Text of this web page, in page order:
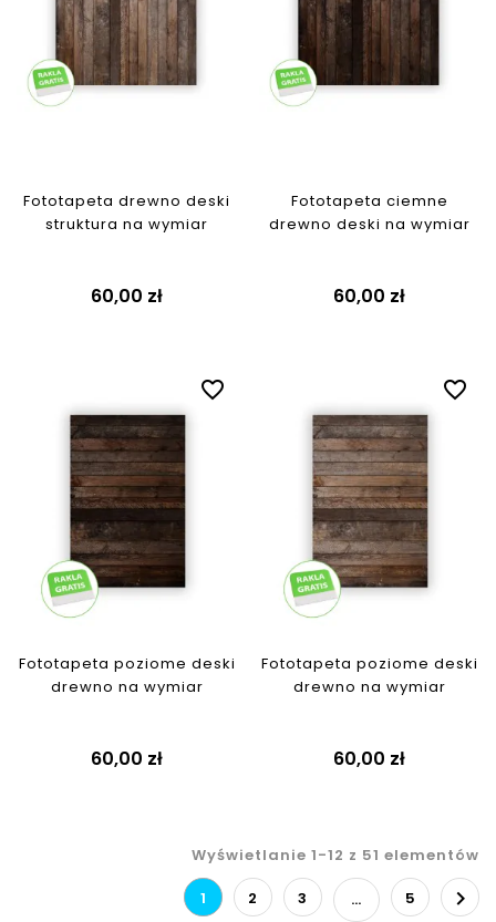
Fototapeta drewno deski
struktura na wymiar
60,00 zł
Fototapeta ciemne
drewno deski na wymiar
60,00 zł
favorite_border
Fototapeta poziome deski
drewno na wymiar
60,00 zł
favorite_border
Fototapeta poziome deski
drewno na wymiar
60,00 zł
Wyświetlanie 1-12 z 51 elementów
1 2 3 … 5 